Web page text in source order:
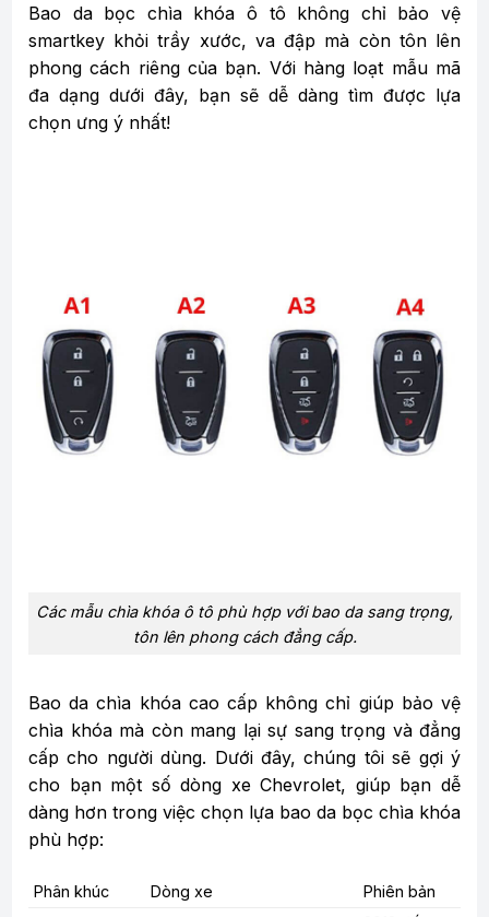
Bao da bọc chìa khóa ô tô không chỉ bảo vệ
smartkey khỏi trầy xước, va đập mà còn tôn lên
phong cách riêng của bạn. Với hàng loạt mẫu mã
đa dạng dưới đây, bạn sẽ dễ dàng tìm được lựa
chọn ưng ý nhất!
Các mẫu chìa khóa ô tô phù hợp với bao da sang trọng,
tôn lên phong cách đẳng cấp.
Bao da chìa khóa cao cấp không chỉ giúp bảo vệ
chìa khóa mà còn mang lại sự sang trọng và đẳng
cấp cho người dùng. Dưới đây, chúng tôi sẽ gợi ý
cho bạn một số dòng xe Chevrolet, giúp bạn dễ
dàng hơn trong việc chọn lựa bao da bọc chìa khóa
phù hợp:
Phân khúc Dòng xe Phiên bản